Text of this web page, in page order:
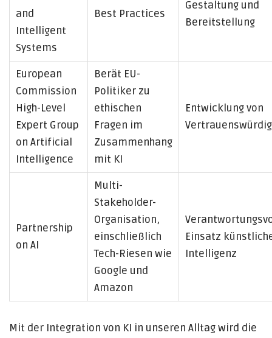
and
Intelligent
Systems
Best Practices
Gestaltung und
Bereitstellung
European
Commission
High-Level
Expert Group
on Artificial
Intelligence
Berät EU-
Politiker zu
ethischen
Fragen im
Zusammenhang
mit KI
Entwicklung von
Partnership
on AI
Multi-
Stakeholder-
Organisation,
einschließlich
Tech-Riesen wie
Google und
Amazon
Einsatz
Intelligenz
Mit der Integration von KI in unseren Alltag wird die